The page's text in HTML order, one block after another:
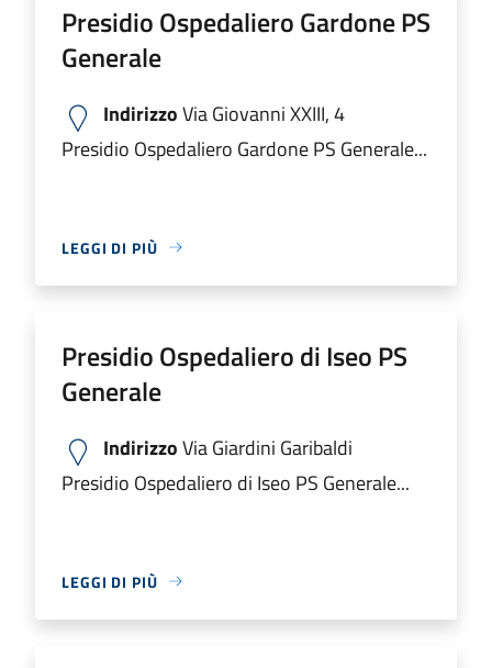
Presidio Ospedaliero Gardone PS
Generale
IndirizzoVia Giovanni XXIII, 4
Presidio Ospedaliero Gardone PS Generale...
LEGGI DI PIÙ
Presidio Ospedaliero di Iseo PS
Generale
IndirizzoVia Giardini Garibaldi
Presidio Ospedaliero di Iseo PS Generale...
LEGGI DI PIÙ